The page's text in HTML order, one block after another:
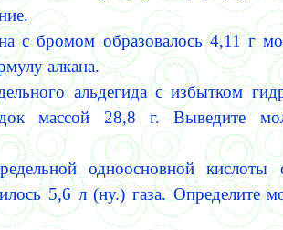
с бромом образовалось 4,11 г
алкана.
альдегида с из­бытком
массой 28,8 г. Выведите
одноосновной кислоты
5,6 л (ну.) газа. Определите